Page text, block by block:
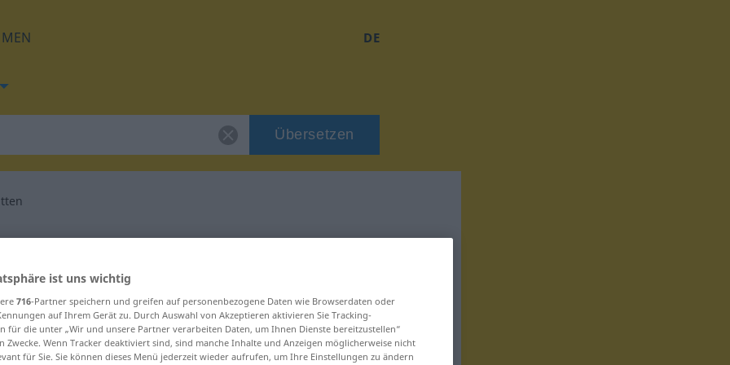
DE
Übersetzen
für "fortgeschritten"
ist uns wichtig
716-Partner speichern und greifen auf personenbezogene Daten wie Browserdaten oder
auf Ihrem Gerät zu. Durch Auswahl von Akzeptieren aktivieren Sie Tracking-
für die unter „Wir und unsere Partner verarbeiten Daten, um Ihnen Dienste bereitzustellen“
Zwecke. Wenn Tracker deaktiviert sind, sind manche Inhalte und Anzeigen möglicherweise nicht
für Sie. Sie können dieses Menü jederzeit wieder aufrufen, um Ihre Einstellungen zu ändern